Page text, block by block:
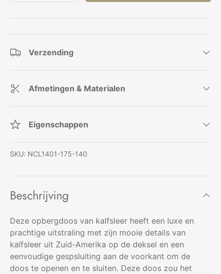
Verzending
Afmetingen & Materialen
Eigenschappen
SKU: NCL1401-175-140
Beschrijving
Deze opbergdoos van kalfsleer heeft een luxe en
prachtige uitstraling met zijn mooie details van
kalfsleer uit Zuid-Amerika op de deksel en een
eenvoudige gespsluiting aan de voorkant om de
doos te openen en te sluiten. Deze doos zou het